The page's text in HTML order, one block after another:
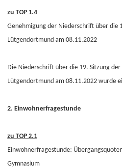
zu TOP 1.4
Genehmigung der Niederschrift über die
Lütgendortmund am 08.11.2022
Die Niederschrift über die 19. Sitzung
Lütgendortmund am 08.11.2022 wurde
2. Einwohnerfragestunde
zu TOP 2.1
Einwohnerfragestunde:
Gymnasium